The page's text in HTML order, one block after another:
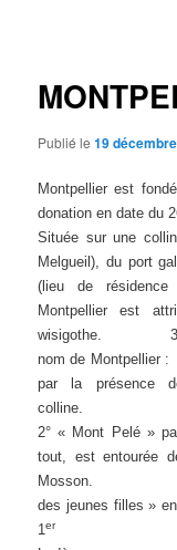
Publié le19
Montpellier est
donation en date du
Située sur une
Melgueil), du port
(lieu de
Montpellier est
wisigothe. 3
nom de
par la présence
colline.
2° « Mont Pelé »
tout, est entourée
des jeunes filles »
1er